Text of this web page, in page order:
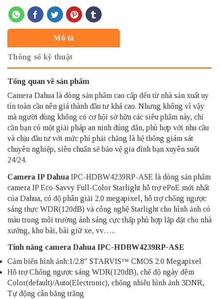
Mô tả
Thông số kỹ thuật
Tổng quan về sản phẩm
Camera Dahua là dòng sản phẩm cao cấp đến từ nhà sản xuất uy
tín toàn cầu nên giá thành đầu tư khá cao. Nhưng không vì vậy
mà người dùng không có cơ hội sở hữu các siêu phẩm này, chỉ
cần bạn có một giải pháp an ninh đúng đắn, phù hợp với nhu cầu
và chịu đầu tư với mức phí phải chăng là hệ thống giám sát
chuyên nghiệp, siêu chuẩn sẽ bảo vệ gia đình bạn xuyên suốt
24/24.
Camera IP Dahua IPC-HDBW4239RP-ASE là dòng sản phẩm
camera IP Eco-Savvy Full-Color Starlight hỗ trợ ePoE mới nhất
của Dahua, có độ phân giải 2.0 megapixel, hỗ trợ chống ngược
sáng thực WDR(120dB) và công nghệ Starlight cho hình ảnh có
màu trong môi trường ánh sáng cực thấp phù hợp lắp đặt cho nhà
xưởng, kho bãi, bãi giữ xe, vv…..
Tính năng camera Dahua IPC-HDBW4239RP-ASE
Cảm biến hình ảnh:1/2.8″ STARVIS™ CMOS 2.0 Megapixel
Hỗ trợ Chống ngược sáng WDR(120dB), chế độ ngày đêm
Color(default)/Auto(Electronic), chống nhiễu hình ảnh 3DNR,
Tự động cân bằng trắng